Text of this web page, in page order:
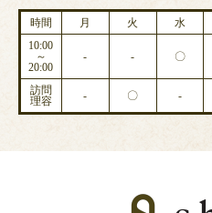
時間 月 火 水
10:00
～
20:00
- - 〇
訪問
理容
- 〇 -